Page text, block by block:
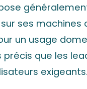
ses machines
un usage
précis que les
exigeants.